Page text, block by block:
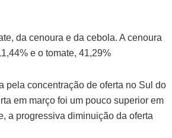
da cenoura e da cebola. A cenoura
e o tomate, 41,29%
pela concentração de oferta no Sul do
em março foi um pouco superior em
a progressiva diminuição da oferta